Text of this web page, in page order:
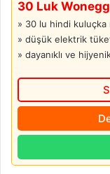
30 Luk
» 30 lu hindi kuluçka
» düşük elektrik
» dayanıklı ve